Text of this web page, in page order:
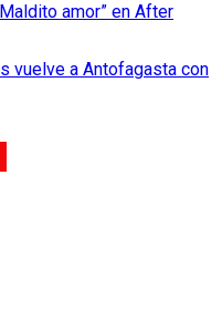
amor” en After
vuelve a Antofagasta con